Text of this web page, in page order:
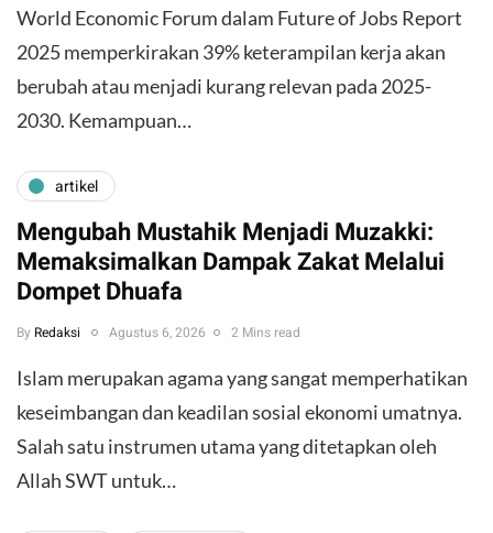
World Economic Forum dalam Future of Jobs Report
2025 memperkirakan 39% keterampilan kerja akan
berubah atau menjadi kurang relevan pada 2025-
2030. Kemampuan…
artikel
Mengubah Mustahik Menjadi Muzakki:
Memaksimalkan Dampak Zakat Melalui
Dompet Dhuafa
By Redaksi Agustus 6, 2026 2 Mins read
Islam merupakan agama yang sangat memperhatikan
keseimbangan dan keadilan sosial ekonomi umatnya.
Salah satu instrumen utama yang ditetapkan oleh
Allah SWT untuk…